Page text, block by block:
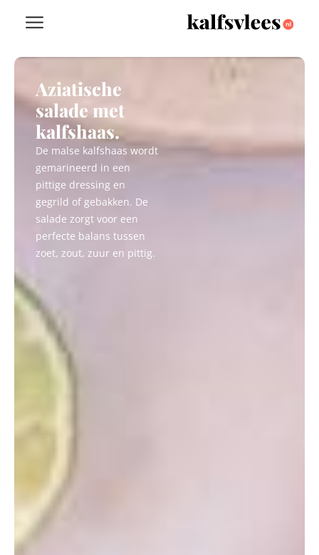
Aziatische
salade met
kalfshaas.
De malse kalfshaas wordt
gemarineerd in een
pittige dressing en
gegrild of gebakken. De
salade zorgt voor een
perfecte balans tussen
zoet, zout, zuur en pittig.